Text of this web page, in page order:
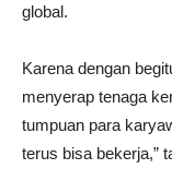
global.
Karena dengan
menyerap tenaga
tumpuan para
terus bisa bekerja,”